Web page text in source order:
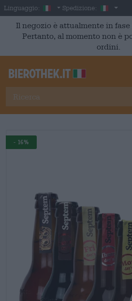
Skip to main content
Linguaggio: Italian
Spedizione: Italia
Il negozio è attualmente in
Pertanto, al momento non è
ordini.
- 16%